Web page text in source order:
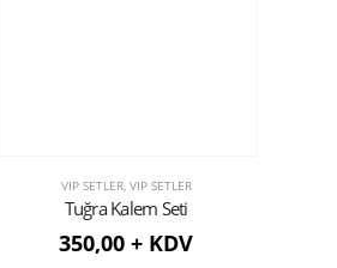
VIP SETLER, VIP SETLER
Tuğra Kalem Seti
350,00 + KDV